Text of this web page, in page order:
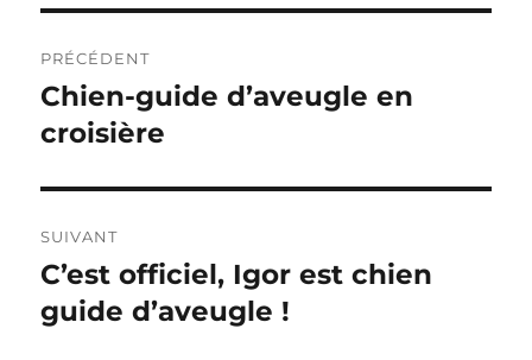
de
l’article
PRÉCÉDENT
Publication
précédente :
Chien-guide d’aveugle en
croisière
SUIVANT
Publication
suivante :
C’est officiel, Igor est chien
guide d’aveugle !